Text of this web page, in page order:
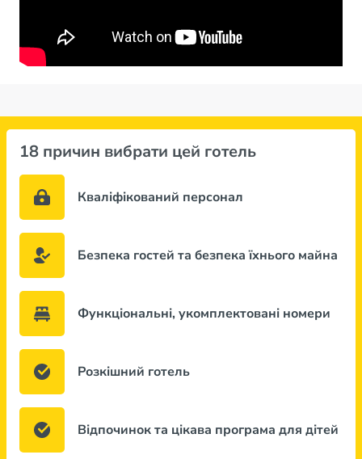
18 причин вибрати цей готель
Кваліфікований персонал
Безпека гостей та безпека їхнього майна
Функціональні, укомплектовані номери
Розкішний готель
Відпочинок та цікава програма для дітей